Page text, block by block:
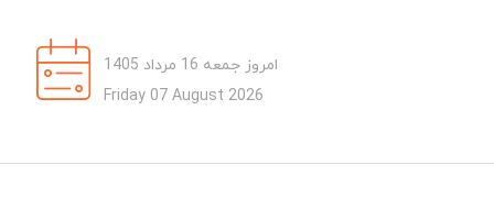
امروز جمعه 16 مرداد 1405
Friday 07 August 2026